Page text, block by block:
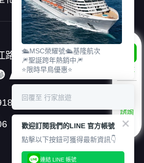
路23號7
LINE
諮詢
專線
🛳️MSC榮耀號🛳️基隆航次
🎆聖誕跨年熱銷中🎆
⭐限時早鳥優惠⭐
回覆至 行家旅遊
歡迎訂閱我們的LINE 官方帳號
點擊以下按鈕可獲得最新資訊👇
連結 LINE 帳號